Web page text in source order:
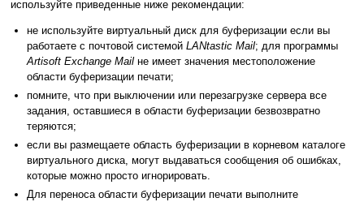
используйте приведенные ниже рекомендации:
не используйте виртуальный диск для буферизации если вы
работаете с почтовой системой LANtastic Mail; для программы
Artisoft Exchange Mail не имеет значения местоположение
области буферизации печати;
помните, что при выключении или перезагрузке сервера все
задания, оставшиеся в области буферизации безвозвратно
теряются;
если вы размещаете область буферизации в корневом каталоге
виртуального диска, могут выдаваться сообщения об ошибках,
которые можно просто игнорировать.
Для переноса области буферизации печати выполните